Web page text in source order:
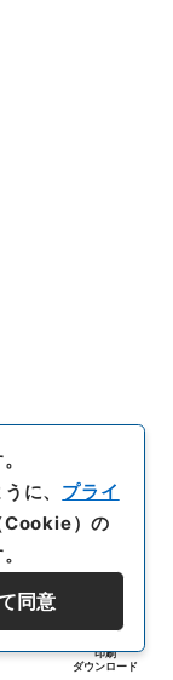
印刷
ダウンロード
に、 プライ
Cookie）の
同意